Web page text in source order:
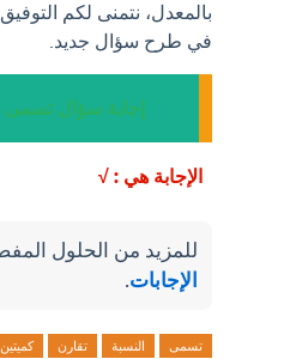
بالمعدل، نتمنى لكم
في طرح سؤال جديد.
إجابة سؤال تسمى
الإجابة هي : √
للمزيد من الحلول
الإجابات.
تسمى النسبة تقارن كميتين